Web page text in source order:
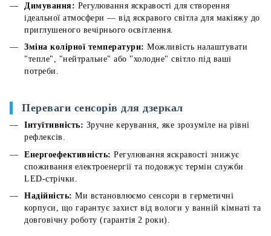
Димування: Регулювання яскравості для створення
ідеальної атмосфери — від яскравого світла для макіяжу до
приглушеного вечірнього освітлення.
Зміна колірної температури: Можливість налаштувати
"тепле", "нейтральне" або "холодне" світло під ваші
потреби.
Переваги сенсорів для дзеркал
Інтуїтивність: Зручне керування, яке зрозуміле на рівні
рефлексів.
Енергоефективність: Регулювання яскравості знижує
споживання електроенергії та подовжує термін служби
LED-стрічки.
Надійність: Ми встановлюємо сенсори в герметичні
корпуси, що гарантує захист від вологи у ванній кімнаті та
довговічну роботу (гарантія 2 роки).